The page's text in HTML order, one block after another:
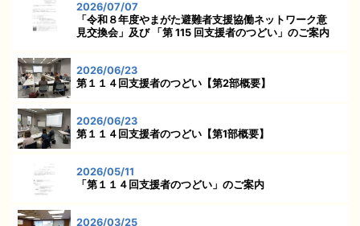
2026/07/07
「令和８年度やまがた避難者支援協働ネットワーク意
見交換会」及び 「第 115 回支援者のつどい」のご案内
2026/06/23
第１１４回支援者のつどい【第2部概要】
2026/06/23
第１１４回支援者のつどい【第1部概要】
2026/05/11
「第１１４回支援者のつどい」のご案内
2026/03/25